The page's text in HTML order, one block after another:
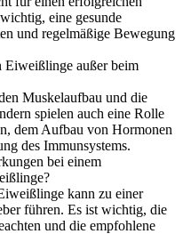
eine gesunde
und regelmäßige Bewegung
Eiweißlinge außer beim
Muskelaufbau und die
spielen auch eine Rolle
dem Aufbau von Hormonen
des Immunsystems.
bei einem
kann zu einer
führen. Es ist wichtig, die
und die empfohlene